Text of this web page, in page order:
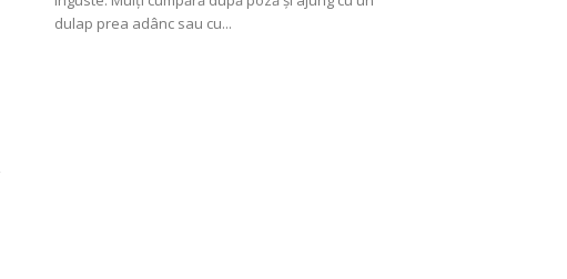
dulap prea adânc sau cu...